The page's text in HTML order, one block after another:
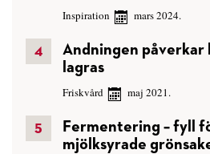
Inspiration mars 2024.
Andningen påverkar
lagras
Friskvård maj 2021.
Fermentering – fyll
mjölksyrade